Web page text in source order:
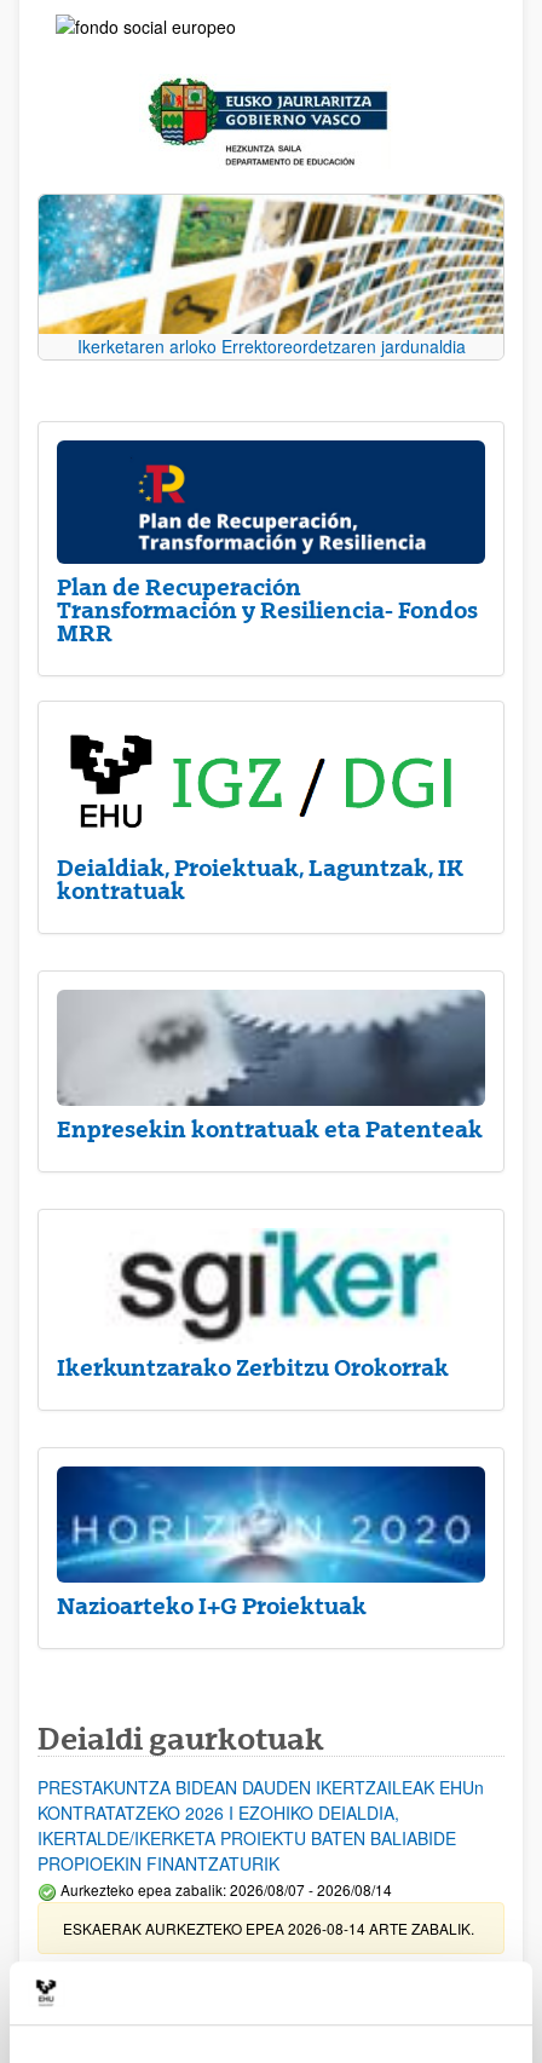
Ikerketaren arloko Errektoreordetzaren jardunaldia
Plan de Recuperación
Transformación y Resiliencia- Fondos
MRR
Deialdiak, Proiektuak, Laguntzak, IK
kontratuak
Enpresekin kontratuak eta Patenteak
Ikerkuntzarako Zerbitzu Orokorrak
Nazioarteko I+G Proiektuak
Deialdi gaurkotuak
PRESTAKUNTZA BIDEAN DAUDEN IKERTZAILEAK EHUn
KONTRATATZEKO 2026 I EZOHIKO DEIALDIA,
IKERTALDE/IKERKETA PROIEKTU BATEN BALIABIDE
PROPIOEKIN FINANTZATURIK
Aurkezteko epea zabalik: 2026/08/07 - 2026/08/14
ESKAERAK AURKEZTEKO EPEA 2026-08-14 ARTE ZABALIK.
UPV/EHUn Azpiegitura Zientifikoa eta Funts Bibliografikoak
erosi eta berritzeko laguntzak 2026